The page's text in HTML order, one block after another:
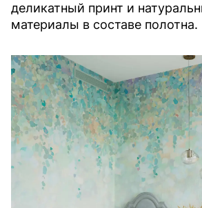
деликатный принт и
материалы в составе полотна.